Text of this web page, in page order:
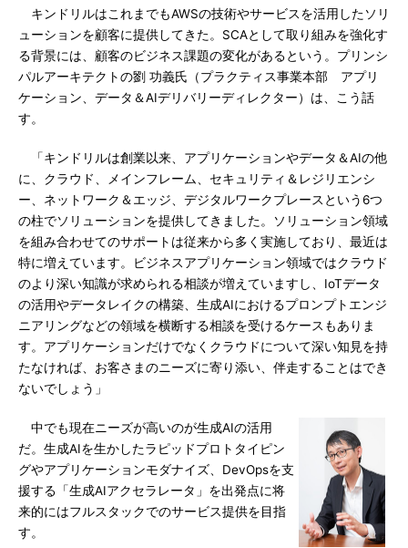
キンドリルはこれまでもAWSの技術やサービスを活用したソリ
ューションを顧客に提供してきた。SCAとして取り組みを強化す
る背景には、顧客のビジネス課題の変化があるという。プリンシ
パルアーキテクトの劉 功義氏（プラクティス事業本部 アプリ
ケーション、データ＆AIデリバリーディレクター）は、こう話
す。
「キンドリルは創業以来、アプリケーションやデータ＆AIの他
に、クラウド、メインフレーム、セキュリティ＆レジリエンシ
ー、ネットワーク＆エッジ、デジタルワークプレースという6つ
の柱でソリューションを提供してきました。ソリューション領域
を組み合わせてのサポートは従来から多く実施しており、最近は
特に増えています。ビジネスアプリケーション領域ではクラウド
のより深い知識が求められる相談が増えていますし、IoTデータ
の活用やデータレイクの構築、生成AIにおけるプロンプトエンジ
ニアリングなどの領域を横断する相談を受けるケースもありま
す。アプリケーションだけでなくクラウドについて深い知見を持
たなければ、お客さまのニーズに寄り添い、伴走することはでき
ないでしょう」
中でも現在ニーズが高いのが生成AIの活用
だ。生成AIを生かしたラピッドプロトタイピン
グやアプリケーションモダナイズ、DevOpsを支
援する「生成AIアクセラレータ」を出発点に将
来的にはフルスタックでのサービス提供を目指
す。